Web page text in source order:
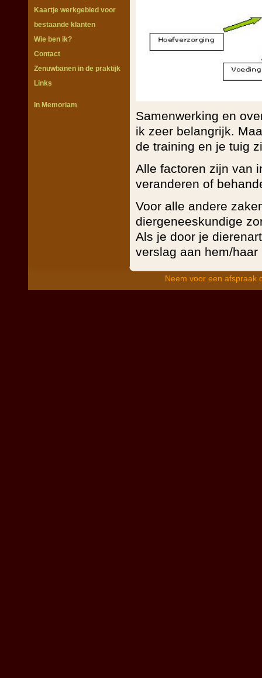
Kaartje werkgebied voor
bestaande klanten
Wie ben ik?
Contact
Zenuwbanen in de praktijk
Links
In Memoriam
Samenwerking en
ik zeer belangrijk.
de training en je tuig
Alle factoren zijn van
veranderen of
Voor alle andere
diergeneeskundige
Als je door je
verslag aan hem/haar
Neem voor een afspraak